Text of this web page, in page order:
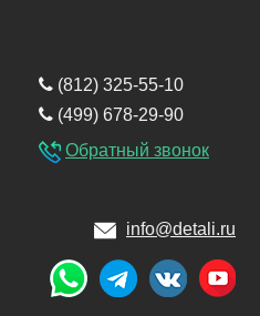
(812) 325-55-10
(499) 678-29-90
Обратный звонок
info@detali.ru